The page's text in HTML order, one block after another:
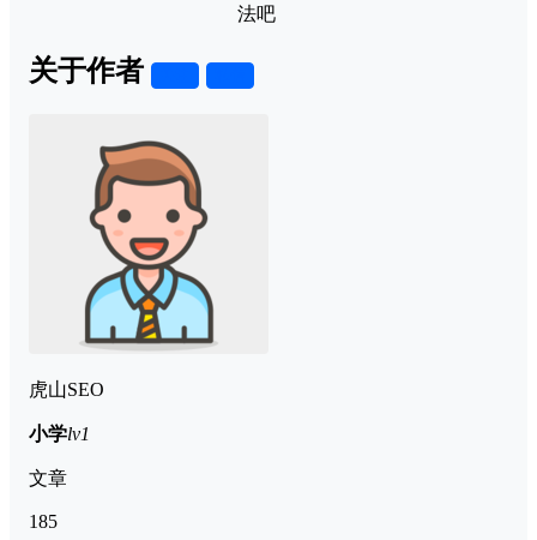
法吧
关于作者
虎山SEO
小学lv1
文章
185